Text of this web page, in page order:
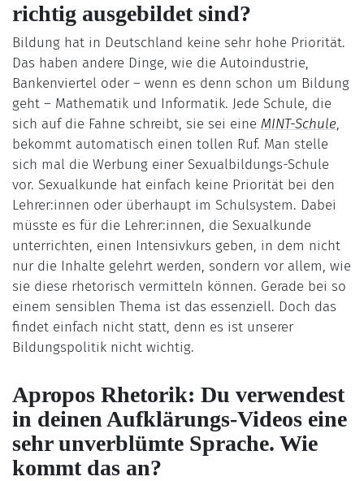
richtig ausgebildet sind?
Bildung hat in Deutschland keine sehr hohe Priorität.
Das haben andere Dinge, wie die Autoindustrie,
Bankenviertel oder – wenn es denn schon um Bildung
geht – Mathematik und Informatik. Jede Schule, die
sich auf die Fahne schreibt, sie sei eine MINT-Schule,
bekommt automatisch einen tollen Ruf. Man stelle
sich mal die Werbung einer Sexualbildungs-Schule
vor. Sexualkunde hat einfach keine Priorität bei den
Lehrer:innen oder überhaupt im Schulsystem. Dabei
müsste es für die Lehrer:innen, die Sexualkunde
unterrichten, einen Intensivkurs geben, in dem nicht
nur die Inhalte gelehrt werden, sondern vor allem, wie
sie diese rhetorisch vermitteln können. Gerade bei so
einem sensiblen Thema ist das essenziell. Doch das
findet einfach nicht statt, denn es ist unserer
Bildungspolitik nicht wichtig.
Apropos Rhetorik: Du verwendest
in deinen Aufklärungs-Videos eine
sehr unverblümte Sprache. Wie
kommt das an?